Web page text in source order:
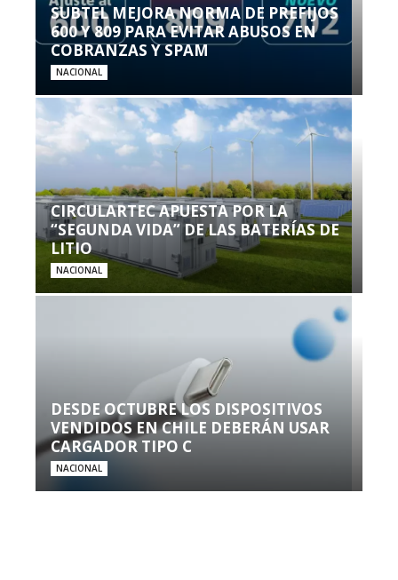
SUBTEL MEJORA NORMA DE PREFIJOS
600 Y 809 PARA EVITAR ABUSOS EN
COBRANZAS Y SPAM
NACIONAL
CIRCULARTEC APUESTA POR LA
“SEGUNDA VIDA” DE LAS BATERÍAS DE
LITIO
NACIONAL
DESDE OCTUBRE LOS DISPOSITIVOS
VENDIDOS EN CHILE DEBERÁN USAR
CARGADOR TIPO C
NACIONAL